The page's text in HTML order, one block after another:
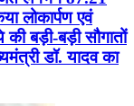
लोकार्पण एवं
बड़ी-बड़ी सौगातों
डॉ. यादव का